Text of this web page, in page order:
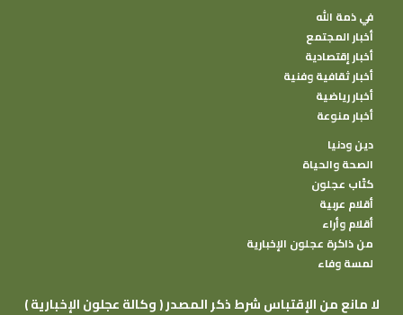
في ذمة الله
أخبار المجتمع
أخبار إقتصادية
أخبار ثقافية وفنية
أخبار رياضية
أخبار منوعة
دين ودنيا
الصحة والحياة
كتًاب عجلون
أقلام عربية
أقلام وأراء
من ذاكرة عجلون الإخبارية
لمسة وفاء
( وكالة عجلون الإخبارية ) لا مانع من الإقتباس شرط ذكر المصدر